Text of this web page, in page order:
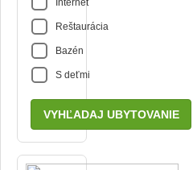
Internet
Reštaurácia
Bazén
S deťmi